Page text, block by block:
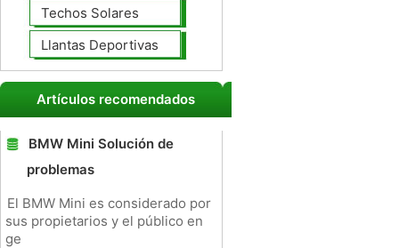
Techos Solares
Llantas Deportivas
Artículos recomendados
BMW Mini Solución de
problemas
El BMW Mini es considerado por
sus propietarios y el público en
ge